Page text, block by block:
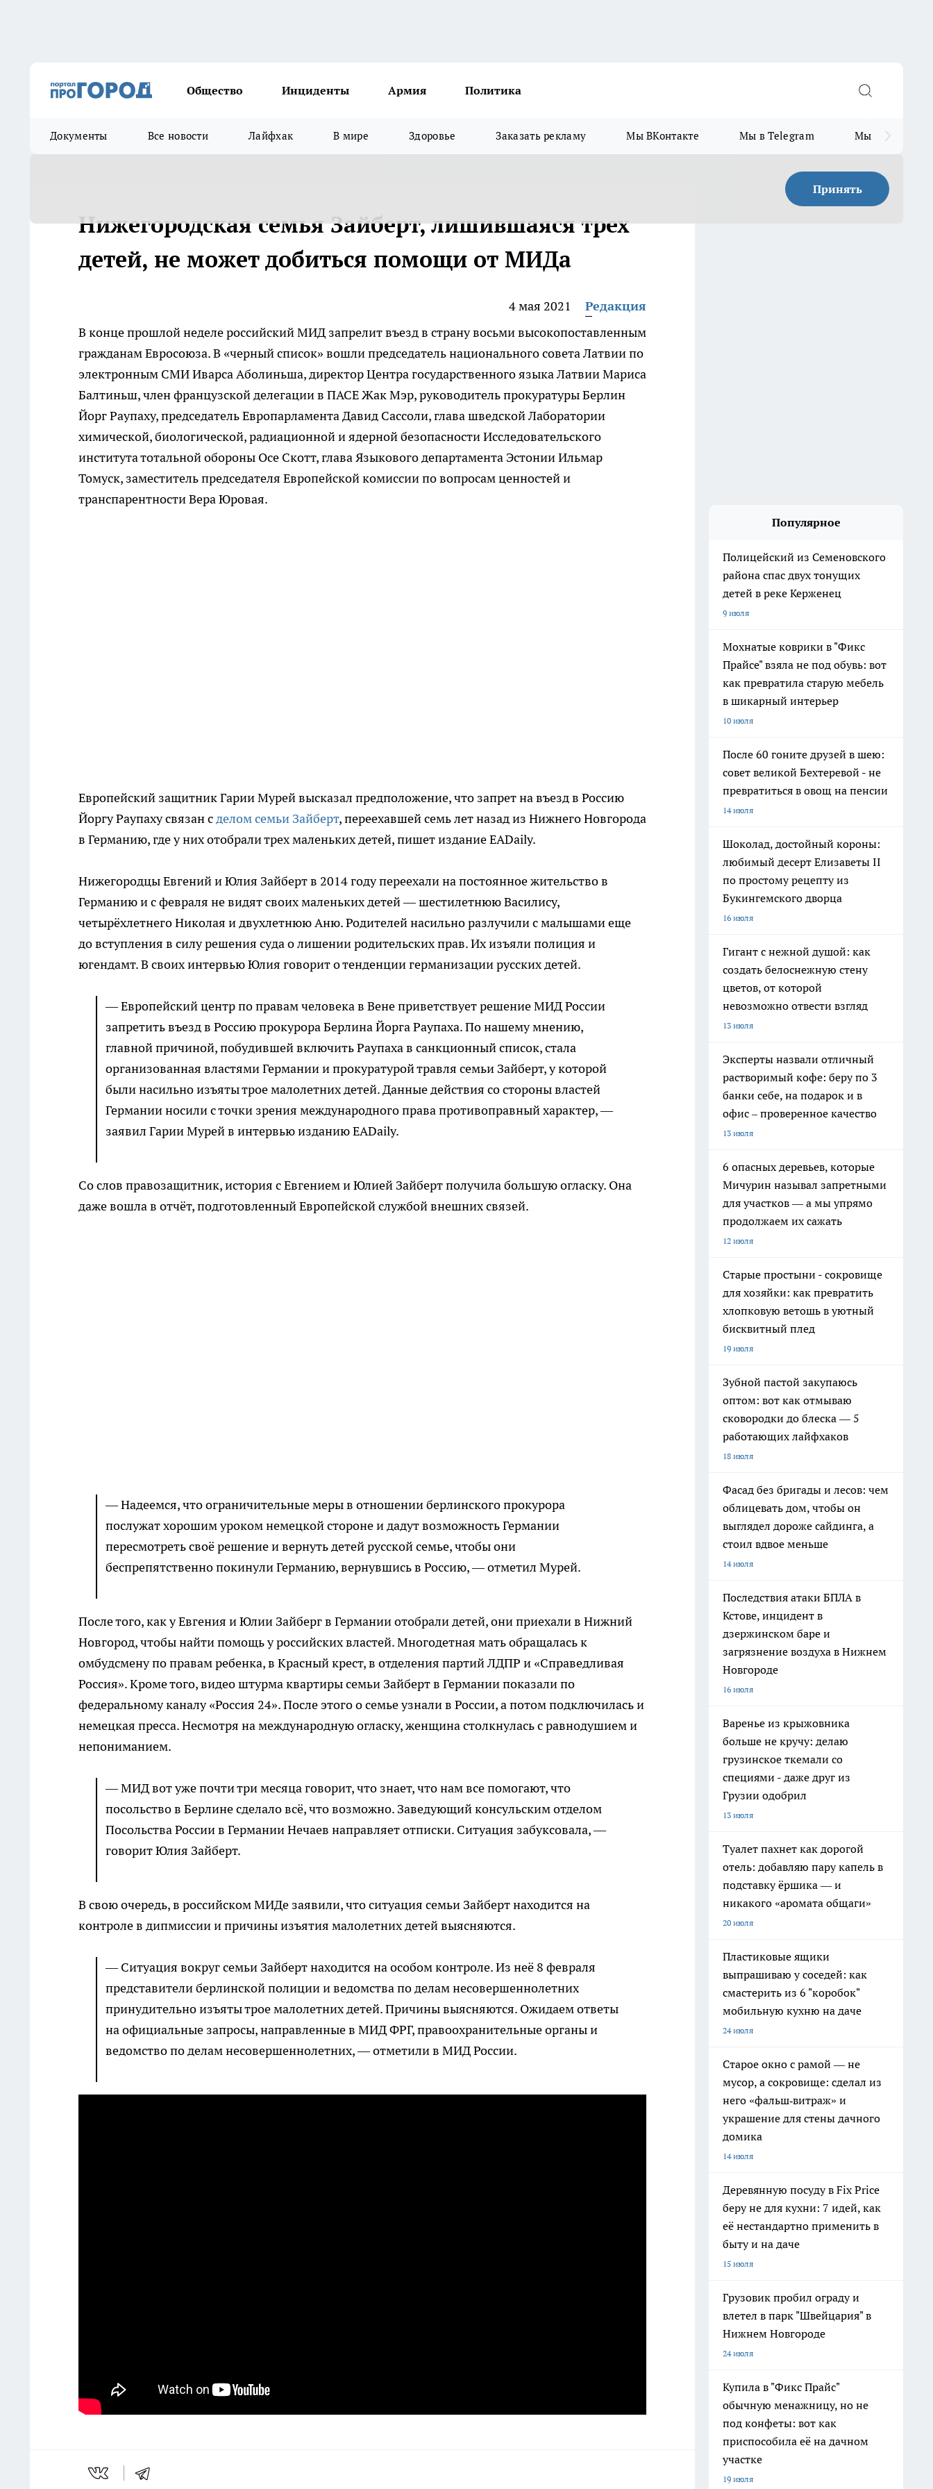
Общество Инциденты Армия Политика
Документы Все новости Лайфхак В мире Здоровье Заказать рекламу Мы ВКонтакте Мы в Telegram Мы в MAX
Принять
Нижегородская семья Зайберт, лишившаяся трех
детей, не может добиться помощи от МИДа
4 мая 2021
Редакция
В конце прошлой неделе российский МИД запрелит въезд в страну восьми высокопоставленным
гражданам Евросоюза. В «черный список» вошли председатель национального совета Латвии по
электронным СМИ Иварса Аболиньша, директор Центра государственного языка Латвии Мариса
Балтиньш, член французской делегации в ПАСЕ Жак Мэр, руководитель прокуратуры Берлин
Йорг Раупаху, председатель Европарламента Давид Сассоли, глава шведской Лаборатории
химической, биологической, радиационной и ядерной безопасности Исследовательского
института тотальной обороны Осе Скотт, глава Языкового департамента Эстонии Ильмар
Томуск, заместитель председателя Европейской комиссии по вопросам ценностей и
транспарентности Вера Юровая.
Европейский защитник Гарии Мурей высказал предположение, что запрет на въезд в Россию
Йоргу Раупаху связан сделом семьи Зайберт, переехавшей семь лет назад из Нижнего Новгорода
в Германию, где у них отобрали трех маленьких детей, пишет издание EADaily.
Нижегородцы Евгений и Юлия Зайберт в 2014 году переехали на постоянное жительство в
Германию и с февраля не видят своих маленьких детей — шестилетнюю Василису,
четырёхлетнего Николая и двухлетнюю Аню. Родителей насильно разлучили с малышами еще
до вступления в силу решения суда о лишении родительских прав. Их изъяли полиция и
югендамт. В своих интервью Юлия говорит о тенденции германизации русских детей.
— Европейский центр по правам человека в Вене приветствует решение МИД России
запретить въезд в Россию прокурора Берлина Йорга Раупаха. По нашему мнению,
главной причиной, побудившей включить Раупаха в санкционный список, стала
организованная властями Германии и прокуратурой травля семьи Зайберт, у которой
были насильно изъяты трое малолетних детей. Данные действия со стороны властей
Германии носили с точки зрения международного права противоправный характер, —
заявил Гарии Мурей в интервью изданию EADaily.
Со слов правозащитник, история с Евгением и Юлией Зайберт получила большую огласку. Она
даже вошла в отчёт, подготовленный Европейской службой внешних связей.
— Надеемся, что ограничительные меры в отношении берлинского прокурора
послужат хорошим уроком немецкой стороне и дадут возможность Германии
пересмотреть своё решение и вернуть детей русской семье, чтобы они
беспрепятственно покинули Германию, вернувшись в Россию, — отметил Мурей.
После того, как у Евгения и Юлии Зайберг в Германии отобрали детей, они приехали в Нижний
Новгород, чтобы найти помощь у российских властей. Многодетная мать обращалась к
омбудсмену по правам ребенка, в Красный крест, в отделения партий ЛДПР и «Справедливая
Россия». Кроме того, видео штурма квартиры семьи Зайберт в Германии показали по
федеральному каналу «Россия 24». После этого о семье узнали в России, а потом подключилась и
немецкая пресса. Несмотря на международную огласку, женщина столкнулась с равнодушием и
непониманием.
— МИД вот уже почти три месяца говорит, что знает, что нам все помогают, что
посольство в Берлине сделало всё, что возможно. Заведующий консульским отделом
Посольства России в Германии Нечаев направляет отписки. Ситуация забуксовала, —
говорит Юлия Зайберт.
В свою очередь, в российском МИДе заявили, что ситуация семьи Зайберт находится на
контроле в дипмиссии и причины изъятия малолетних детей выясняются.
— Ситуация вокруг семьи Зайберт находится на особом контроле. Из неё 8 февраля
представители берлинской полиции и ведомства по делам несовершеннолетних
принудительно изъяты трое малолетних детей. Причины выясняются. Ожидаем ответы
на официальные запросы, направленные в МИД ФРГ, правоохранительные органы и
ведомство по делам несовершеннолетних, — отметили в МИД России.
Популярное
Полицейский из Семеновского
района спас двух тонущих
детей в реке Керженец
9 июля
Мохнатые коврики в "Фикс
Прайсе" взяла не под обувь: вот
как превратила старую мебель
в шикарный интерьер
10 июля
После 60 гоните друзей в шею:
совет великой Бехтеревой - не
превратиться в овощ на пенсии
14 июля
Шоколад, достойный короны:
любимый десерт Елизаветы II
по простому рецепту из
Букингемского дворца
16 июля
Гигант с нежной душой: как
создать белоснежную стену
цветов, от которой
невозможно отвести взгляд
13 июля
Эксперты назвали отличный
растворимый кофе: беру по 3
банки себе, на подарок и в
офис – проверенное качество
13 июля
6 опасных деревьев, которые
Мичурин называл запретными
для участков — а мы упрямо
продолжаем их сажать
12 июля
Старые простыни - сокровище
для хозяйки: как превратить
хлопковую ветошь в уютный
бисквитный плед
19 июля
Зубной пастой закупаюсь
оптом: вот как отмываю
сковородки до блеска — 5
работающих лайфхаков
18 июля
Фасад без бригады и лесов: чем
облицевать дом, чтобы он
выглядел дороже сайдинга, а
стоил вдвое меньше
14 июля
Последствия атаки БПЛА в
Кстове, инцидент в
дзержинском баре и
загрязнение воздуха в Нижнем
Новгороде
16 июля
Варенье из крыжовника
больше не кручу: делаю
грузинское ткемали со
специями - даже друг из
Грузии одобрил
13 июля
Туалет пахнет как дорогой
отель: добавляю пару капель в
подставку ёршика — и
никакого «аромата общаги»
20 июля
Пластиковые ящики
выпрашиваю у соседей: как
смастерить из 6 "коробок"
мобильную кухню на даче
24 июля
Старое окно с рамой — не
мусор, а сокровище: сделал из
него «фальш‑витраж» и
украшение для стены дачного
домика
14 июля
Деревянную посуду в Fix Price
беру не для кухни: 7 идей, как
её нестандартно применить в
быту и на даче
15 июля
Грузовик пробил ограду и
влетел в парк "Швейцария" в
Нижнем Новгороде
24 июля
Купила в "Фикс Прайс"
обычную менажницу, но не
под конфеты: вот как
приспособила её на дачном
участке
19 июля